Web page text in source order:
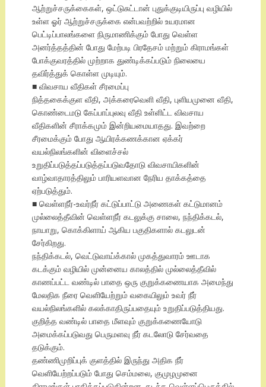
ஆற்றுச்சருக்கைகள், ஒட்டுசுட்டான் புதுக்குடியிருப்பு வழியில்
உள்ள ஓர் ஆற்றுச்சருக்கை என்பவற்றில் உயரமான
பெட்டிப்பாலங்களை நிருமாணிக்கும் போது வெள்ள
அனர்த்தத்தின் போது மேற்படி பிரதேசம் மற்றும் கிராமங்கள்
போக்குவரத்தில் முற்றாக துண்டிக்கப்படும் நிலையை
தவிர்த்துக் கொள்ள முடியும்.
■ விவசாய வீதிகள் சீரமைப்பு
நித்தகைக்குள வீதி, அக்கரைவெளி வீதி, புளியமுனை வீதி,
கொண்டைமடு கேப்பாப்புலவு வீதி உள்ளிட்ட விவசாய
வீதிகளின் சீராக்கமும் இன்றியமையாதது. இவற்றை
சீரமைக்கும் போது ஆயிரக்கணக்கான ஏக்கர்
வயல்நிலங்களின் விளைச்சல்
உறுதிப்படுத்தப்படுத்தப்படுவதோடு விவசாயிகளின்
வாழ்வாதாரத்திலும் பாரியளவான நேரிய தாக்கத்தை
ஏற்படுத்தும்.
■ வெள்ளநீர்-உவர்நீர் கட்டுப்பாட்டு அணைகள் கட்டுமானம்
முல்லைத்தீவின் வெள்ளநீர் கடலுக்கு சாலை, நந்திக்கடல்,
நாயாறு, கொக்கிளாய் ஆகிய பகுதிகளால் கடலுடன்
சேர்கிறது.
நந்திக்கடல், வெட்டுவாய்க்கால் முகத்துவாரம் ஊடாக
கடக்கும் வழியில் முன்னைய காலத்தில் முல்லைத்தீவில்
காணப்பட்ட வண்டில் பாதை ஒரு குறுக்கணையாக அமைந்து
மேலதிக நீரை வெளியேற்றும் வகையிலும் உவர் நீர்
வயல்நிலங்களில் கலக்காதிருப்பதையும் உறுதிப்படுத்தியது.
குறித்த வண்டில் பாதை மீளவும் குறுக்கணையோடு
அமைக்கப்படுவது பெருமளவு நீர் கடலோடு சேர்வதை
தடுக்கும்.
தண்ணிமுறிப்புக் குளத்தில் இருந்து அதிக நீர்
வெளியேற்றப்படும் போது செம்மலை, குமுழமுனை